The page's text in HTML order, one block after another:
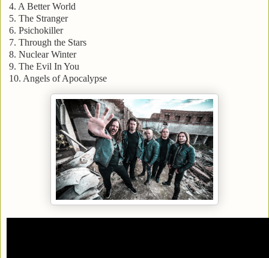
4. A Better World
5. The Stranger
6. Psichokiller
7. Through the Stars
8. Nuclear Winter
9. The Evil In You
10. Angels of Apocalypse